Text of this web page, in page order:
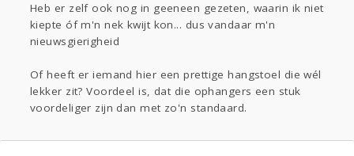
Heb er zelf ook nog in geeneen gezeten, waarin ik niet
kiepte óf m'n nek kwijt kon... dus vandaar m'n
nieuwsgierigheid
Of heeft er iemand hier een prettige hangstoel die wél
lekker zit? Voordeel is, dat die ophangers een stuk
voordeliger zijn dan met zo'n standaard.